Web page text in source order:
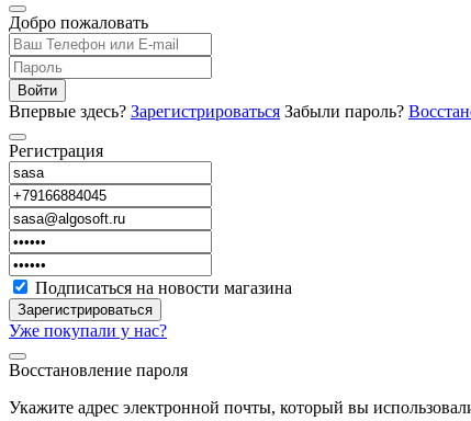
Добро пожаловать
Войти
Впервые здесь? Зарегистрироваться Забыли пароль?
Регистрация
Подписаться на новости магазина
Зарегистрироваться
Уже покупали у нас?
Восстановление пароля
Укажите адрес электронной почты, который вы